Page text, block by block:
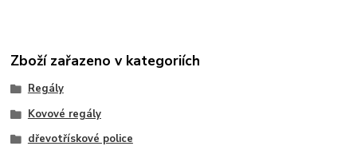
Zboží zařazeno v kategoriích
Regály
Kovové regály
dřevotřískové police